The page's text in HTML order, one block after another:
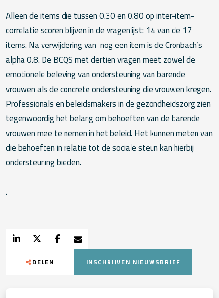
Alleen de items die tussen 0.30 en 0.80 op inter-item-
correlatie scoren blijven in de vragenlijst: 14 van de 17
items. Na verwijdering van nog een item is de Cronbach’s
alpha 0.8. De BCQS met dertien vragen meet zowel de
emotionele beleving van ondersteuning van barende
vrouwen als de concrete ondersteuning die vrouwen kregen.
Professionals en beleidsmakers in de gezondheidszorg zien
tegenwoordig het belang om behoeften van de barende
vrouwen mee te nemen in het beleid. Het kunnen meten van
die behoeften in relatie tot de sociale steun kan hierbij
ondersteuning bieden.
.
DELEN INSCHRIJVEN NIEUWSBRIEF